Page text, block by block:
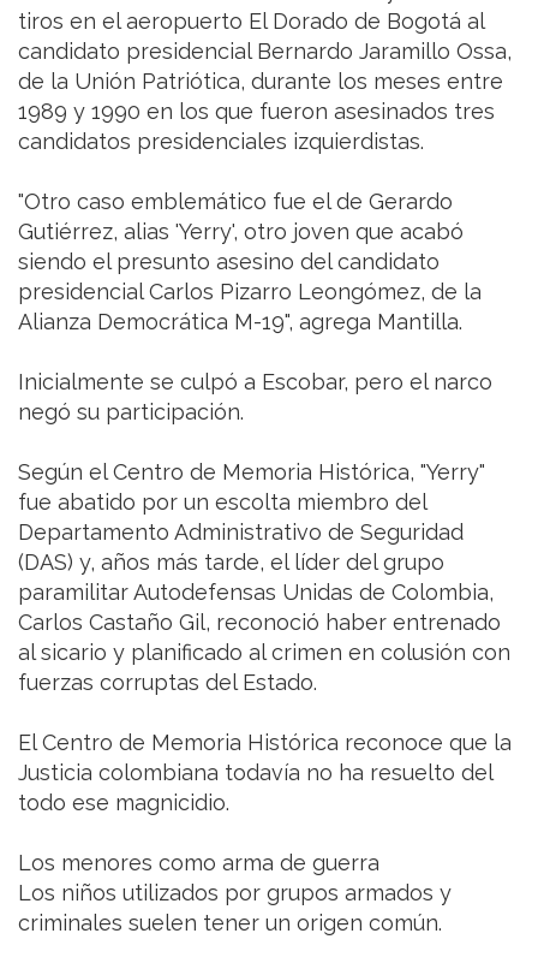
tiros en el aeropuerto El Dorado de Bogotá al
candidato presidencial Bernardo Jaramillo Ossa,
de la Unión Patriótica, durante los meses entre
1989 y 1990 en los que fueron asesinados tres
candidatos presidenciales izquierdistas.
"Otro caso emblemático fue el de Gerardo
Gutiérrez, alias 'Yerry', otro joven que acabó
siendo el presunto asesino del candidato
presidencial Carlos Pizarro Leongómez, de la
Alianza Democrática M-19", agrega Mantilla.
Inicialmente se culpó a Escobar, pero el narco
negó su participación.
Según el Centro de Memoria Histórica, "Yerry"
fue abatido por un escolta miembro del
Departamento Administrativo de Seguridad
(DAS) y, años más tarde, el líder del grupo
paramilitar Autodefensas Unidas de Colombia,
Carlos Castaño Gil, reconoció haber entrenado
al sicario y planificado al crimen en colusión con
fuerzas corruptas del Estado.
El Centro de Memoria Histórica reconoce que la
Justicia colombiana todavía no ha resuelto del
todo ese magnicidio.
Los menores como arma de guerra
Los niños utilizados por grupos armados y
criminales suelen tener un origen común.